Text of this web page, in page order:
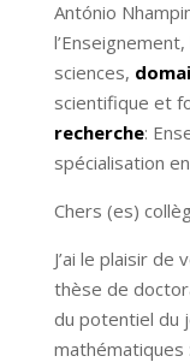
António
sciences,
scientifique et
recherche:
spécialisation
Chers (es)
J’ai le plaisir
thèse de
du potentiel du
mathématiques